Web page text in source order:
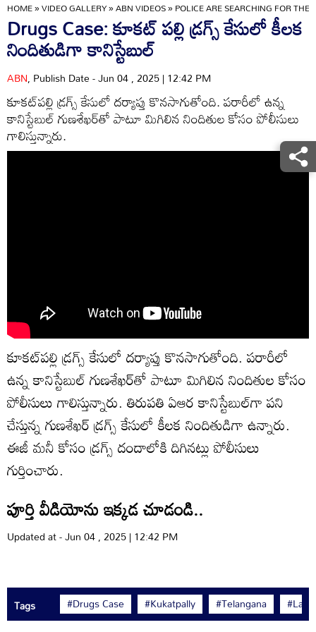
HOME»VIDEO GALLERY»ABN VIDEOS»POLICE ARE SEARCHING FOR
Drugs Case: కూకట్ పల్లి డ్రగ్స్ కేసులో కీలక
నిందితుడిగా కానిస్టేబుల్
ABN, Publish Date - Jun 04 , 2025 | 12:42 PM
కూకట్‌పల్లి డ్రగ్స్ కేసులో దర్యాప్తు కొనసాగుతోంది. పరారీలో ఉన్న
కానిస్టేబుల్ గుణశేఖర్‌తో పాటూ మిగిలిన నిందితుల కోసం పోలీసులు
గాలిస్తున్నారు.
కూకట్‌పల్లి డ్రగ్స్ కేసులో దర్యాప్తు కొనసాగుతోంది. పరారీలో
ఉన్న కానిస్టేబుల్ గుణశేఖర్‌తో పాటూ మిగిలిన నిందితుల కోసం
పోలీసులు గాలిస్తున్నారు. తిరుపతి ఏఆర కానిస్టేబుల్‌గా పని
చేస్తున్న గుణశేఖర్ డ్రగ్స్ కేసులో కీలక నిందితుడిగా ఉన్నారు.
ఈజీ మనీ కోసం డ్రగ్స్ దందాలోకి దిగినట్లు పోలీసులు
గుర్తించారు.
పూర్తి వీడియోను ఇక్కడ చూడండి..
Updated at - Jun 04 , 2025 | 12:42 PM
Tags #Drugs Case #Kukatpally #Telangana